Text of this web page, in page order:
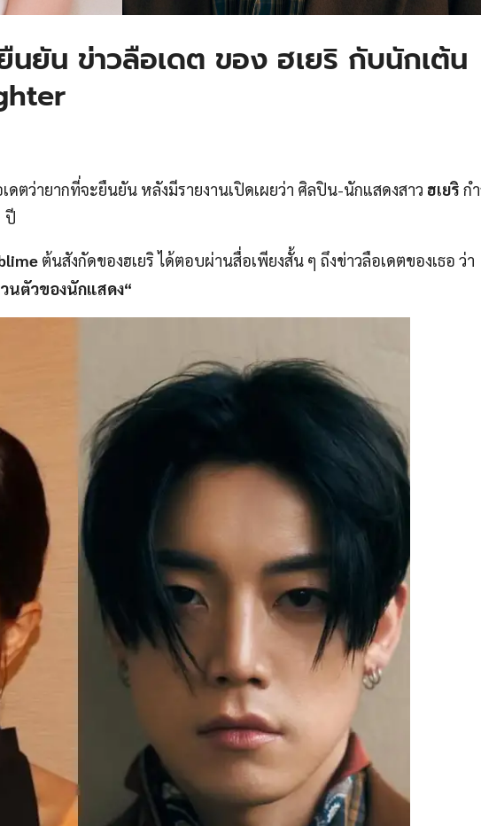
นยัน ข่าวลือเดต ของ ฮเยริ กับนักเต้น
ดตว่ายากที่จะยืนยัน หลังมีรายงานเปิดเผยว่า ศิลปิน-นักแสดงสาว ฮเยริ ก
ปี
ต้นสังกัดของฮเยริ ได้ตอบผ่านสื่อเพียงสั้น ๆ ถึงข่าวลือเดตของเธอ ว่า
วนตัวของนักแสดง“